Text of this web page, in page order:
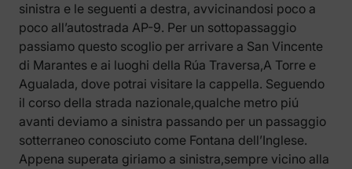
sinistra e le seguenti a destra, avvicinandosi poco a
poco all’autostrada AP-9. Per un sottopassaggio
passiamo questo scoglio per arrivare a San Vincente
di Marantes e ai luoghi della Rúa Traversa,A Torre e
Agualada, dove potrai visitare la cappella. Seguendo
il corso della strada nazionale,qualche metro piú
avanti deviamo a sinistra passando per un passaggio
sotterraneo conosciuto come Fontana dell’Inglese.
Appena superata giriamo a sinistra,sempre vicino alla